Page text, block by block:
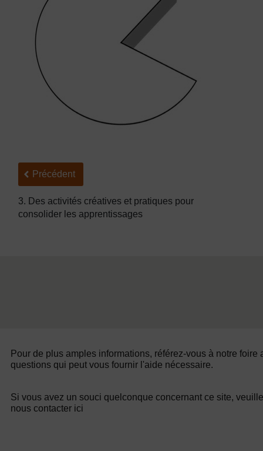
Précédent
Précédent
3. Des activités créatives et pratiques pour
consolider les apprentissages
Pour de plus amples informations, référez-vous à notre foire
questions qui peut vous fournir l'aide nécessaire.
Si vous avez un souci quelconque concernant ce site,
nous contacter ici